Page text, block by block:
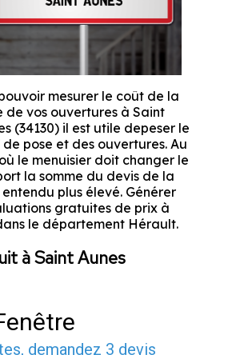
mesurer le coût de la
de vos ouvertures à Saint
(34130) il est utile depeser le
pose et des ouvertures. Au
le menuisier doit changer le
la somme du devis de la
plus élevé. Générer
gratuites de prix à
le département Hérault.
à Saint Aunes
demandez 3 devis